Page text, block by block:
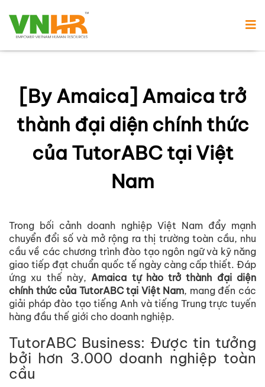
[By Amaica] Amaica trở
thành đại diện chính thức
của TutorABC tại Việt
Nam
Trong bối cảnh doanh nghiệp Việt Nam đẩy mạnh
chuyển đổi số và mở rộng ra thị trường toàn cầu, nhu
cầu về các chương trình đào tạo ngôn ngữ và kỹ năng
giao tiếp đạt chuẩn quốc tế ngày càng cấp thiết. Đáp
ứng xu thế này,Amaica tự hào trở thành đại diện
chính thức của TutorABC tại Việt Nam, mang đến các
giải pháp đào tạo tiếng Anh và tiếng Trung trực tuyến
hàng đầu thế giới cho doanh nghiệp.
TutorABC Business: Được tin tưởng
bởi hơn 3.000 doanh nghiệp toàn
cầu